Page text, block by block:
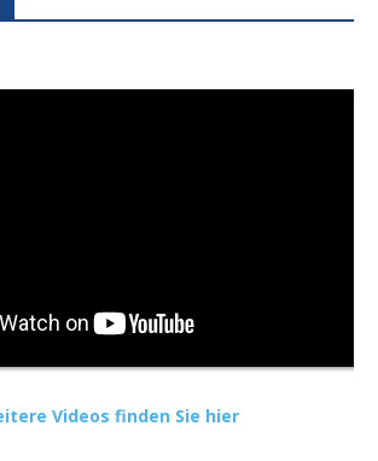
Videos finden Sie hier